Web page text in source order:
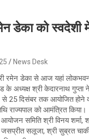
डेका को स्वदेशी
News Desk
रमेन डेका से आज यहां
के अध्यक्ष श्री केदारनाथ
से 25 दिसंबर तक आयोजित होने
राज्यपाल को आमंत्रित किया।
समिति श्री विनय शर्मा,
सलूजा, श्री सुब्रत चाकी,